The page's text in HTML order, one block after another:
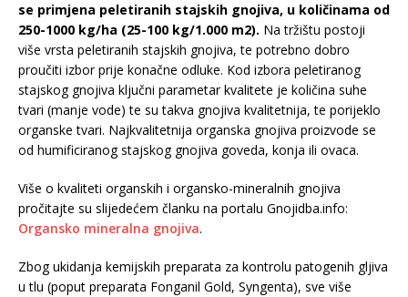
se primjena peletiranih stajskih gnojiva, u količinama od
250-1000 kg/ha (25-100 kg/1.000 m2). Na tržištu postoji
više vrsta peletiranih stajskih gnojiva, te potrebno dobro
proučiti izbor prije konačne odluke. Kod izbora peletiranog
stajskog gnojiva ključni parametar kvalitete je količina suhe
tvari (manje vode) te su takva gnojiva kvalitetnija, te porijeklo
organske tvari. Najkvalitetnija organska gnojiva proizvode se
od humificiranog stajskog gnojiva goveda, konja ili ovaca.
Više o kvaliteti organskih i organsko-mineralnih gnojiva
pročitajte su slijedećem članku na portalu Gnojidba.info:
Organsko mineralna gnojiva.
Zbog ukidanja kemijskih preparata za kontrolu patogenih gljiva
u tlu (poput preparata Fonganil Gold, Syngenta), sve više